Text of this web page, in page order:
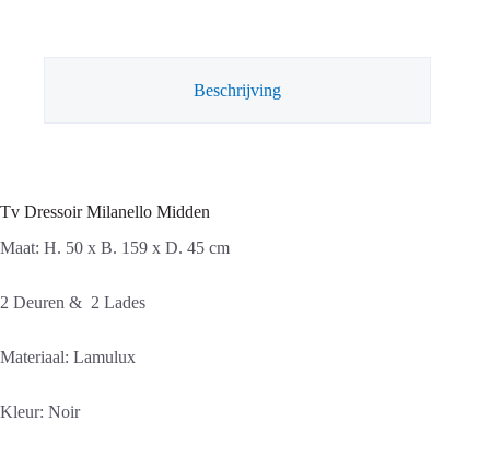
Beschrijving
Tv Dressoir Milanello Midden
Maat: H. 50 x B. 159 x D. 45 cm
2 Deuren & 2 Lades
Materiaal: Lamulux
Kleur: Noir